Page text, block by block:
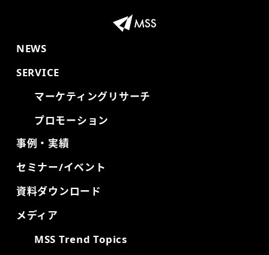
NEWS
SERVICE
マーケティングリサーチ
プロモーション
事例・実績
セミナー/イベント
資料ダウンロード
メディア
MSS Trend Topics